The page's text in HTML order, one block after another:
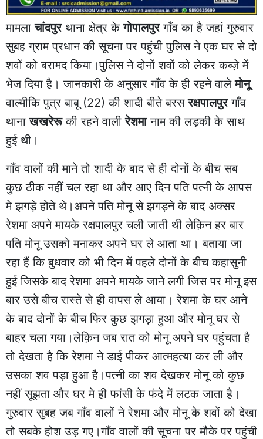
मामलाचांदपुरथाना क्षेत्र केगोपालपुरगाँव का है जहां गुरुवार
सुबह ग्राम प्रधान की सूचना पर पहुंची पुलिस ने एक घर से दो
शवों को बरामद किया।पुलिस ने दोनों शवों को लेकर कब्ज़े में
भेज दिया है। जानकारी के अनुसार गाँव के ही रहने वालेमोनू
वाल्मीकि पुत्र बाबू (22) की शादी बीते बरसरक्षपालपुरगाँव
थानाखखरेरूकी रहने वालीरेशमानाम की लड़की के साथ
हुई थी।
गाँव वालों की माने तो शादी के बाद से ही दोनों के बीच सब
कुछ ठीक नहीं चल रहा था और आए दिन पति पत्नी के आपस
मे झगड़े होते थे।अपने पति मोनू से झगड़ने के बाद अक्सर
रेशमा अपने मायके रक्षपालपुर चली जाती थी लेक़िन हर बार
पति मोनू उसको मनाकर अपने घर ले आता था। बताया जा
रहा हैं कि बुधवार को भी दिन में पहले दोनों के बीच कहासुनी
हुई जिसके बाद रेशमा अपने मायके जाने लगी जिस पर मोनू इस
बार उसे बीच रास्ते से ही वापस ले आया। रेशमा के घर आने
के बाद दोनों के बीच फिर कुछ झगड़ा हुआ और मोनू घर से
बाहर चला गया।लेक़िन जब रात को मोनू अपने घर पहुंचता है
तो देखता है कि रेशमा ने डाई पीकर आत्महत्या कर ली और
उसका शव पड़ा हुआ है।पत्नी का शव देखकर मोनू को कुछ
नहीं सूझता और घर मे ही फांसी के फंदे में लटक जाता है।
गुरुवार सुबह जब गाँव वालों ने रेशमा और मोनू के शवों को देखा
तो सबके होश उड़ गए।गाँव वालों की सूचना पर मौके पर पहुंची